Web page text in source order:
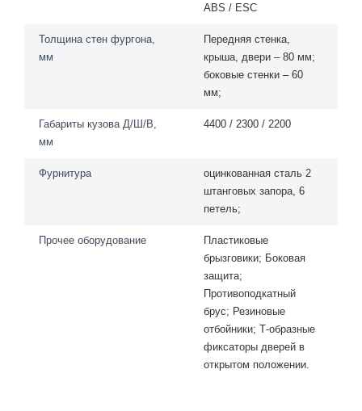
АВS / ЕSС
Толщина стен фургона,
мм
Передняя стенка,
крыша, двери – 80 мм;
боковые стенки – 60
мм;
Габариты кузова Д/Ш/В,
мм
4400 / 2300 / 2200
Фурнитура
оцинкованная сталь 2
штанговых запора, 6
петель;
Прочее оборудование
Пластиковые
брызговики; Боковая
защита;
Противоподкатный
брус; Резиновые
отбойники; Т-образные
фиксаторы дверей в
открытом положении.